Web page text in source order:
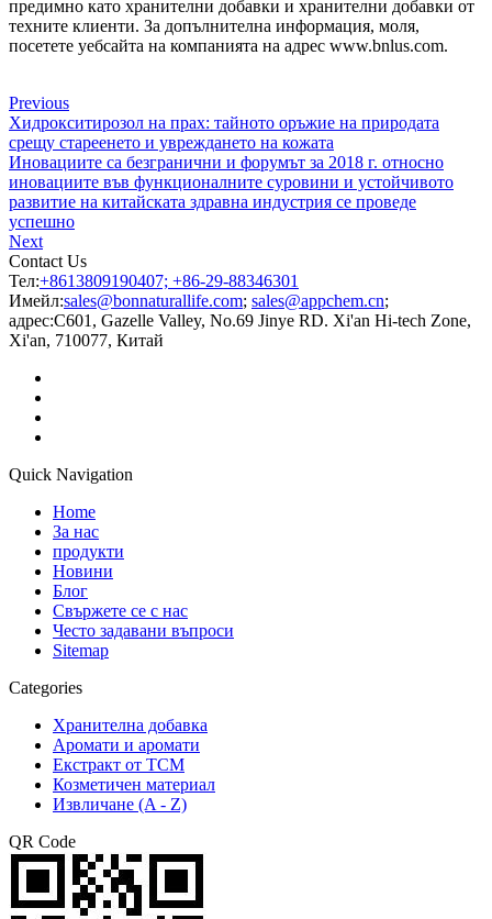
предимно като хранителни добавки и хранителни добавки от
техните клиенти. За допълнителна информация, моля,
посетете уебсайта на компанията на адрес www.bnlus.com.
Previous
Хидрокситирозол на прах: тайното оръжие на природата
срещу стареенето и увреждането на кожата
Иновациите са безгранични и форумът за 2018 г. относно
иновациите във функционалните суровини и устойчивото
развитие на китайската здравна индустрия се проведе
успешно
Next
Contact Us
Тел:+8613809190407; +86-29-88346301
Имейл:sales@bonnaturallife.com; sales@appchem.cn;
адрес:C601, Gazelle Valley, No.69 Jinye RD. Xi'an Hi-tech Zone,
Xi'an, 710077, Китай
Quick Navigation
Home
За нас
продукти
Новини
Блог
Свържете се с нас
Често задавани въпроси
Sitemap
Categories
Хранителна добавка
Аромати и аромати
Екстракт от TCM
Козметичен материал
Извличане (A - Z)
QR Code